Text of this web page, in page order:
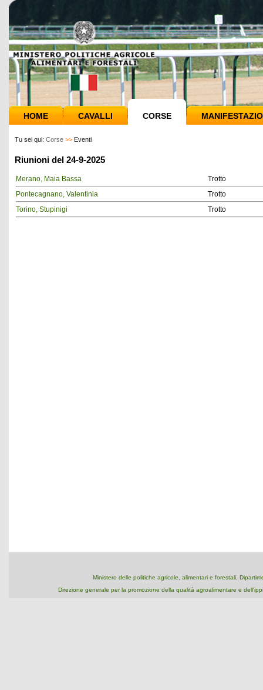
HOME CAVALLI CORSE
Tu sei qui: Corse >> Eventi
Riunioni del 24-9-2025
Merano, Maia Bassa
Trotto
Pontecagnano, Valentinia
Trotto
Torino, Stupinigi
Trotto
Ministero delle politiche agricole, alimentari e forestali,
Direzione generale per la promozione della qualità agroalimentare e